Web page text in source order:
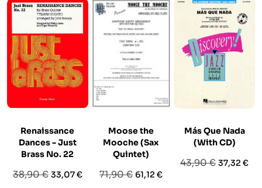
Renaissance
Dances - Just
Brass No. 22
Prezzo
38,90 € Prezzo
33,07 €
Moose the
Mooche (Sax
Quintet)
Prezzo
71,90 € Prezzo
61,12 €
Más Que Nada
(With CD)
Prezzo
43,90 € Prezzo
37,32 €